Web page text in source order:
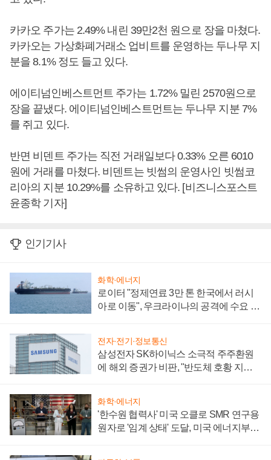
카카오 주가는 2.49% 내린 39만2천 원으로 장을 마쳤다.
카카오는 가상화폐거래소 업비트를 운영하는 두나무 지
분을 8.1% 정도 들고 있다.
에이티넘인베스트먼트 주가는 1.72% 밀린 2570원으로
장을 끝냈다. 에이티넘인베스트먼트는 두나무 지분 7%
를 쥐고 있다.
반면 비덴트 주가는 직전 거래일보다 0.33% 오른 6010
원에 거래를 마쳤다. 비덴트는 빗썸의 운영사인 빗썸코
리아의 지분 10.29%를 소유하고 있다. [비즈니스포스트
윤종학 기자]
인기기사
화학·에너지
로이터 "정제연료 3만 톤 한국에서 러시
아로 이동", 우크라이나의 공격에 수요 늘
전자·전기·정보통신
삼성전자 SK하이닉스 소극적 주주환원
에 해외 증권가 비판, "반도체 호황 지속
화학·에너지
'한수원 협력사' 미국 오클로 SMR 연구용
원자로 '임계 상태' 도달, 미국 에너지부